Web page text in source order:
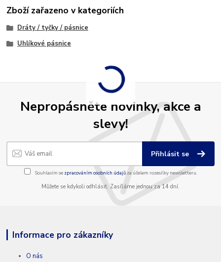
Zboží zařazeno v kategoriích
Dráty / tyčky / pásnice
Uhlíkové pásnice
Nepropásněte novinky, akce a
slevy!
Přihlásit se
Souhlasím se zpracováním osobních údajůza účelem rozesílky newsletteru.
Můžete se kdykoli odhlásit. Zasíláme jednou za 14 dní.
Informace pro zákazníky
O nás